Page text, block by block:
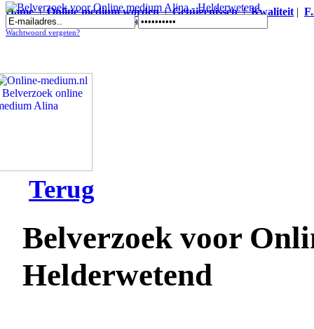
Home|Online medium worden|Getuigenissen|Kwaliteit |
Belverzoek voor Online medium Alina - Helderwetend
Wachtwoord vergeten?
Terug
Belverzoek voor
Helderwetend